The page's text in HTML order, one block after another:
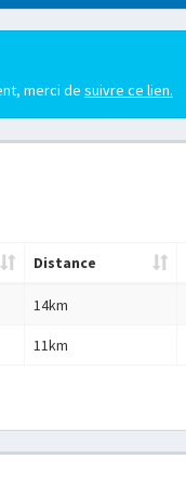
merci de suivre ce lien.
Distance
14km
11km